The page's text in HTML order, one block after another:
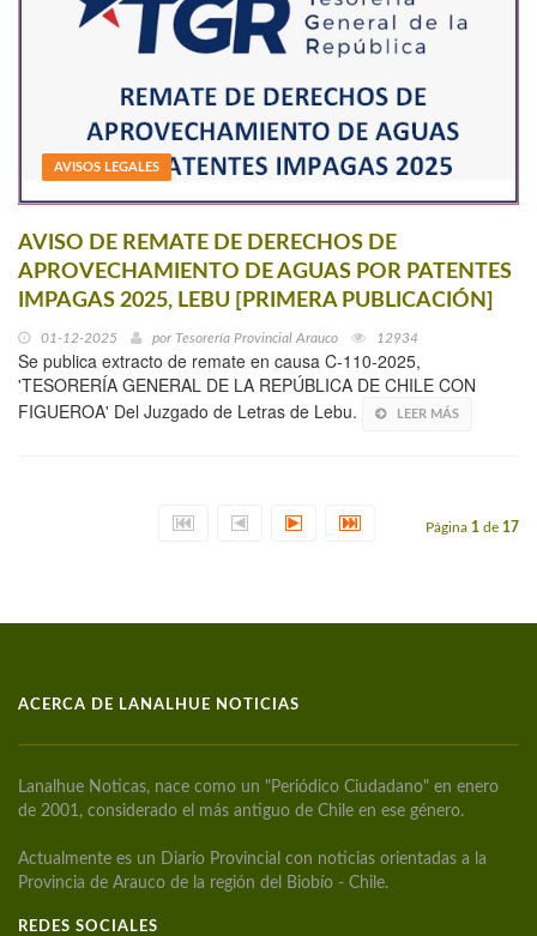
AVISOS LEGALES
AVISO DE REMATE DE DERECHOS DE
APROVECHAMIENTO DE AGUAS POR PATENTES
IMPAGAS 2025, LEBU [PRIMERA PUBLICACIÓN]
01-12-2025 por Tesorería Provincial Arauco 12934
Se publica extracto de remate en causa C-110-2025,
'TESORERÍA GENERAL DE LA REPÚBLICA DE CHILE CON
FIGUEROA' Del Juzgado de Letras de Lebu.
LEER MÁS
Página 1 de 17
ACERCA DE LANALHUE NOTICIAS
Lanalhue Noticas, nace como un "Periódico Ciudadano" en enero
de 2001, considerado el más antiguo de Chile en ese género.
Actualmente es un Diario Provincial con noticias orientadas a la
Provincia de Arauco de la región del Biobío - Chile.
REDES SOCIALES